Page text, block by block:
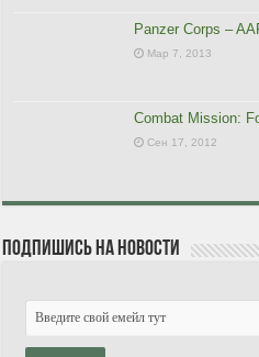
Panzer Corps –
Мар 7, 2013
Combat Mission:
Сен 17, 2012
Подпишись на новости